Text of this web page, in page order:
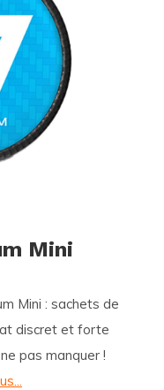
Mini
Mini : sachets de
discret et forte
pas manquer !